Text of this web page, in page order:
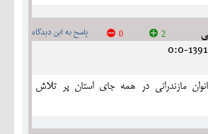
پاسخ به این دیدگاه 2
0
مازندرانی در همه جای استان پر تلاش